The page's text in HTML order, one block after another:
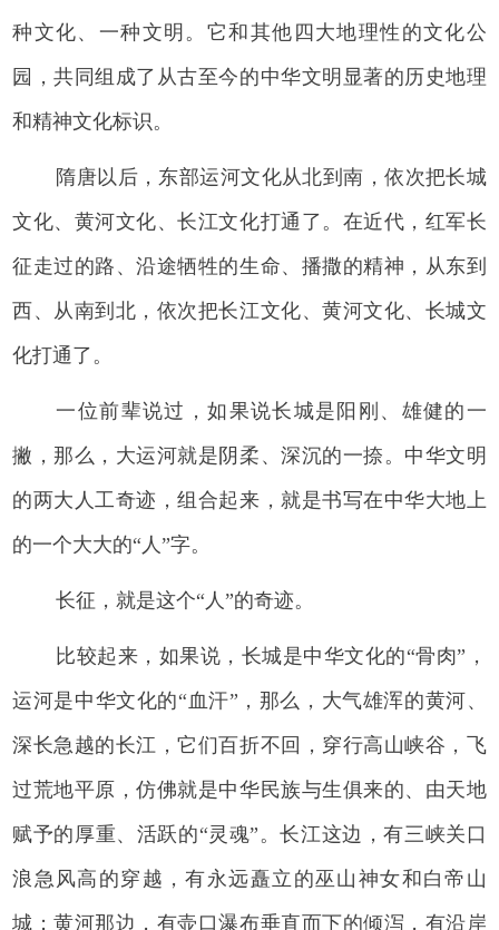
种文化、一种文明。它和其他四大地理性的文化公
园，共同组成了从古至今的中华文明显著的历史地理
和精神文化标识。
隋唐以后，东部运河文化从北到南，依次把长城
文化、黄河文化、长江文化打通了。在近代，红军长
征走过的路、沿途牺牲的生命、播撒的精神，从东到
西、从南到北，依次把长江文化、黄河文化、长城文
化打通了。
一位前辈说过，如果说长城是阳刚、雄健的一
撇，那么，大运河就是阴柔、深沉的一捺。中华文明
的两大人工奇迹，组合起来，就是书写在中华大地上
的一个大大的“人”字。
长征，就是这个“人”的奇迹。
比较起来，如果说，长城是中华文化的“骨肉”，
运河是中华文化的“血汗”，那么，大气雄浑的黄河、
深长急越的长江，它们百折不回，穿行高山峡谷，飞
过荒地平原，仿佛就是中华民族与生俱来的、由天地
赋予的厚重、活跃的“灵魂”。长江这边，有三峡关口
浪急风高的穿越，有永远矗立的巫山神女和白帝山
城；黄河那边，有壶口瀑布垂直而下的倾泻，有沿岸